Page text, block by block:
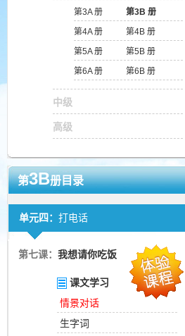
第3A 册
第3B 册
第4A 册
第4B 册
第5A 册
第5B 册
第6A 册
第6B 册
中级
高级
第3B册目录
单元四： 打电话
第七课： 我想请你吃饭
课文学习
情景对话
生字词